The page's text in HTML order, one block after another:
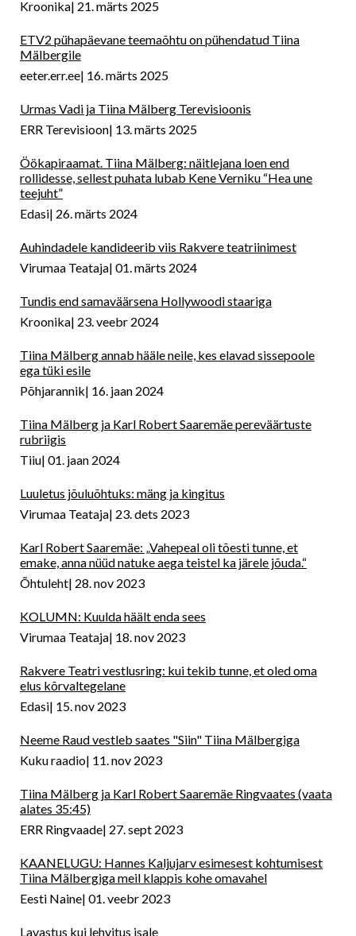
Kroonika 21. märts 2025
ETV2 pühapäevane teemaõhtu on pühendatud Tiina
Mälbergile
eeter.err.ee 16. märts 2025
Urmas Vadi ja Tiina Mälberg Terevisioonis
ERR Terevisioon 13. märts 2025
Öökapiraamat. Tiina Mälberg: näitlejana loen end
rollidesse, sellest puhata lubab Kene Verniku “Hea une
teejuht”
Edasi 26. märts 2024
Auhindadele kandideerib viis Rakvere teatriinimest
Virumaa Teataja 01. märts 2024
Tundis end samaväärsena Hollywoodi staariga
Kroonika 23. veebr 2024
Tiina Mälberg annab hääle neile, kes elavad sissepoole
ega tüki esile
Põhjarannik 16. jaan 2024
Tiina Mälberg ja Karl Robert Saaremäe pereväärtuste
rubriigis
Tiiu 01. jaan 2024
Luuletus jõuluõhtuks: mäng ja kingitus
Virumaa Teataja 23. dets 2023
Karl Robert Saaremäe: „Vahepeal oli tõesti tunne, et
emake, anna nüüd natuke aega teistel ka järele jõuda.“
Õhtuleht 28. nov 2023
KOLUMN: Kuulda häält enda sees
Virumaa Teataja 18. nov 2023
Rakvere Teatri vestlusring: kui tekib tunne, et oled oma
elus kõrvaltegelane
Edasi 15. nov 2023
Neeme Raud vestleb saates "Siin" Tiina Mälbergiga
Kuku raadio 11. nov 2023
Tiina Mälberg ja Karl Robert Saaremäe Ringvaates (vaata
alates 35:45)
ERR Ringvaade 27. sept 2023
KAANELUGU: Hannes Kaljujarv esimesest kohtumisest
Tiina Mälbergiga meil klappis kohe omavahel
Eesti Naine 01. veebr 2023
Lavastus kui lehvitus isale